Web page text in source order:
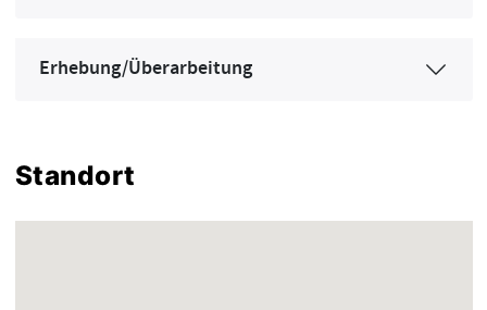
Erhebung/Überarbeitung
Standort